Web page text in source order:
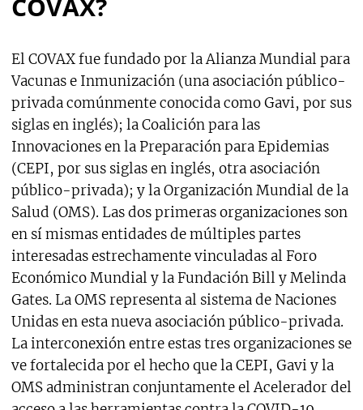
COVAX?
El COVAX fue fundado por la Alianza Mundial para
Vacunas e Inmunización (una asociación público-
privada comúnmente conocida como Gavi, por sus
siglas en inglés); la Coalición para las
Innovaciones en la Preparación para Epidemias
(CEPI, por sus siglas en inglés, otra asociación
público-privada); y la Organización Mundial de la
Salud (OMS). Las dos primeras organizaciones son
en sí mismas entidades de múltiples partes
interesadas estrechamente vinculadas al Foro
Económico Mundial y la Fundación Bill y Melinda
Gates. La OMS representa al sistema de Naciones
Unidas en esta nueva asociación público-privada.
La interconexión entre estas tres organizaciones se
ve fortalecida por el hecho que la CEPI, Gavi y la
OMS administran conjuntamente el Acelerador del